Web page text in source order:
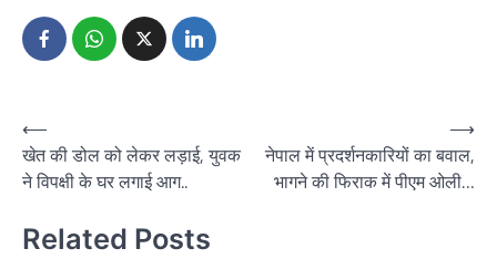
Post
navigation
⟵
खेत की डोल को लेकर लड़ाई, युवक
ने विपक्षी के घर लगाई आग..
नेपाल में प्रदर्शनकारियों का बवाल,
भागने की फिराक में पीएम ओली…
⟶
Related Posts